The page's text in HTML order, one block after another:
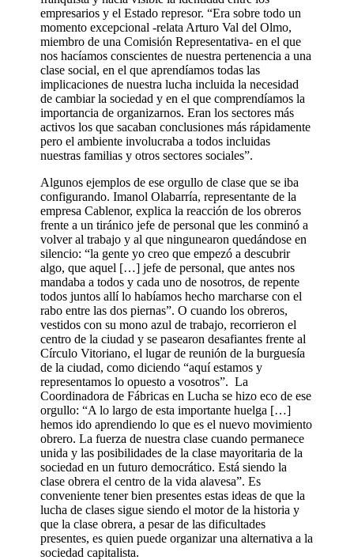
empresarios y el Estado represor. “Era sobre todo un
momento excepcional -relata Arturo Val del Olmo,
miembro de una Comisión Representativa- en el que
nos hacíamos conscientes de nuestra pertenencia a una
clase social, en el que aprendíamos todas las
implicaciones de nuestra lucha incluida la necesidad
de cambiar la sociedad y en el que comprendíamos la
importancia de organizarnos. Eran los sectores más
activos los que sacaban conclusiones más rápidamente
pero el ambiente involucraba a todos incluidas
nuestras familias y otros sectores sociales”.
Algunos ejemplos de ese orgullo de clase que se iba
configurando. Imanol Olabarría, representante de la
empresa Cablenor, explica la reacción de los obreros
frente a un tiránico jefe de personal que les conminó a
volver al trabajo y al que ningunearon quedándose en
silencio: “la gente yo creo que empezó a descubrir
algo, que aquel […] jefe de personal, que antes nos
mandaba a todos y cada uno de nosotros, de repente
todos juntos allí lo habíamos hecho marcharse con el
rabo entre las dos piernas”. O cuando los obreros,
vestidos con su mono azul de trabajo, recorrieron el
centro de la ciudad y se pasearon desafiantes frente al
Círculo Vitoriano, el lugar de reunión de la burguesía
de la ciudad, como diciendo “aquí estamos y
representamos lo opuesto a vosotros”. La
Coordinadora de Fábricas en Lucha se hizo eco de ese
orgullo: “A lo largo de esta importante huelga […]
hemos ido aprendiendo lo que es el nuevo movimiento
obrero. La fuerza de nuestra clase cuando permanece
unida y las posibilidades de la clase mayoritaria de la
sociedad en un futuro democrático. Está siendo la
clase obrera el centro de la vida alavesa”. Es
conveniente tener bien presentes estas ideas de que la
lucha de clases sigue siendo el motor de la historia y
que la clase obrera, a pesar de las dificultades
presentes, es quien puede organizar una alternativa a la
sociedad capitalista.